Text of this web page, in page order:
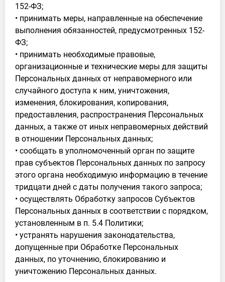
152-ФЗ;
• принимать меры, направленные на обеспечение
выполнения обязанностей, предусмотренных 152-
ФЗ;
• принимать необходимые правовые,
организационные и технические меры для защиты
Персональных данных от неправомерного или
случайного доступа к ним, уничтожения,
изменения, блокирования, копирования,
предоставления, распространения Персональных
данных, а также от иных неправомерных действий
в отношении Персональных данных;
• сообщать в уполномоченный орган по защите
прав субъектов Персональных данных по запросу
этого органа необходимую информацию в течение
тридцати дней с даты получения такого запроса;
• осуществлять Обработку запросов Субъектов
Персональных данных в соответствии с порядком,
установленным в п. 5.4 Политики;
• устранять нарушения законодательства,
допущенные при Обработке Персональных
данных, по уточнению, блокированию и
уничтожению Персональных данных.